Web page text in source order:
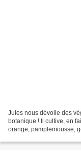
Jules nous dévoile des
botanique ! Il cultive, en
orange, pamplemousse,